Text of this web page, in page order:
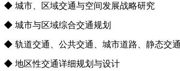
◆ 城市、区域交通与空间发展战略研究
◆ 城市与区域综合交通规划
◆ 轨道交通、公共交通、城市道路、静态交
◆ 地区性交通详细规划与设计